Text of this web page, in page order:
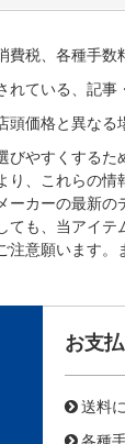
税、各種手数
ている、記事
価格と異なる
やすくするた
り、これらの
ーカーの最新の
ても、当アイ
注意願います
お支
送料
各種